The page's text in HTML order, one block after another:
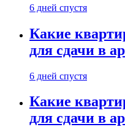
6 дней спустя
Какие
для сдачи в
6 дней спустя
Какие
для сдачи в